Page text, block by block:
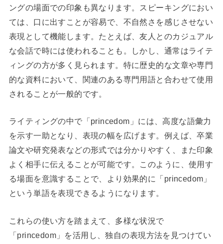
ングの場面での印象も異なります。スピーキングにおい
ては、口に出すことが容易で、不自然さを感じさせない
表現として機能します。たとえば、友人とのカジュアル
な会話で時には使われることも。しかし、通常はライテ
ィングの方が多く見られます。特に歴史的な文章や専門
的な資料において、関連のある専門用語と合わせて使用
されることが一般的です。
ライティングの中で「princedom」には、高度な語彙力
を示す一助となり、表現の幅を広げます。例えば、卒業
論文や研究発表などの形式では分かりやすく、また印象
よく相手に伝えることが可能です。このように、使用す
る場面を意識することで、より効果的に「princedom」
という単語を表現できるようになります。
これらの使い方を踏まえて、多様な状況で
「princedom」を活用し、独自の表現方法を見つけてい